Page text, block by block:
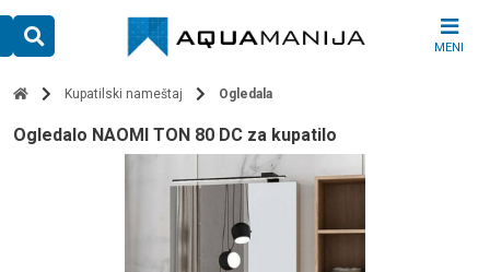
content
MENI
Kupatilski nameštaj Ogledala
ogledalo NAOMI TON 80 DC za kupatilo